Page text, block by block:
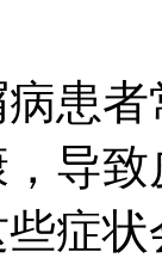
患
导
症